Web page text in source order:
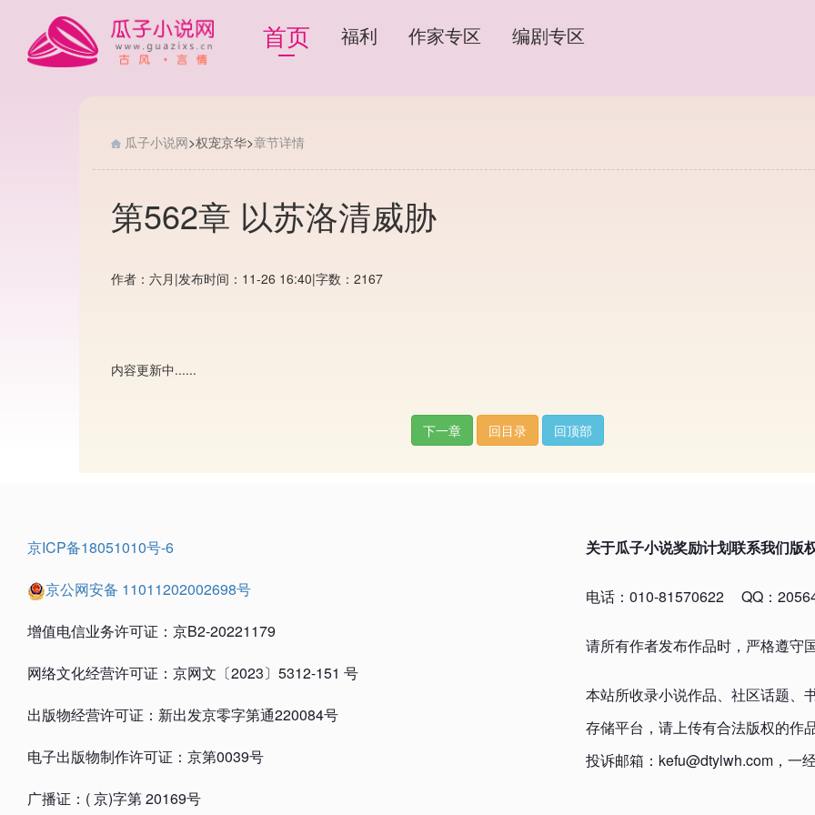
首页 福利 作家专区 编剧专区
瓜子小说网>权宠京华>章节详情
第562章 以苏洛清威胁
作者：六月 |发布时间：11-26 16:40|字数：2167
内容更新中......
下一章 回目录 回顶部
京ICP备18051010号-6
京公网安备 11011202002698号
增值电信业务许可证：京B2-20221179
网络文化经营许可证：京网文〔2023〕5312-151 号
出版物经营许可证：新出发京零字第通220084号
电子出版物制作许可证：京第0039号
广播证：( 京)字第 20169号
关于瓜子小说奖励计划联系我们版
电话：010-81570622 QQ：
请所有作者发布作品时，严格遵守
本站所收录小说作品、社区话题、
存储平台，请上传有合法版权的作
投诉邮箱：kefu@dtylwh.com，一